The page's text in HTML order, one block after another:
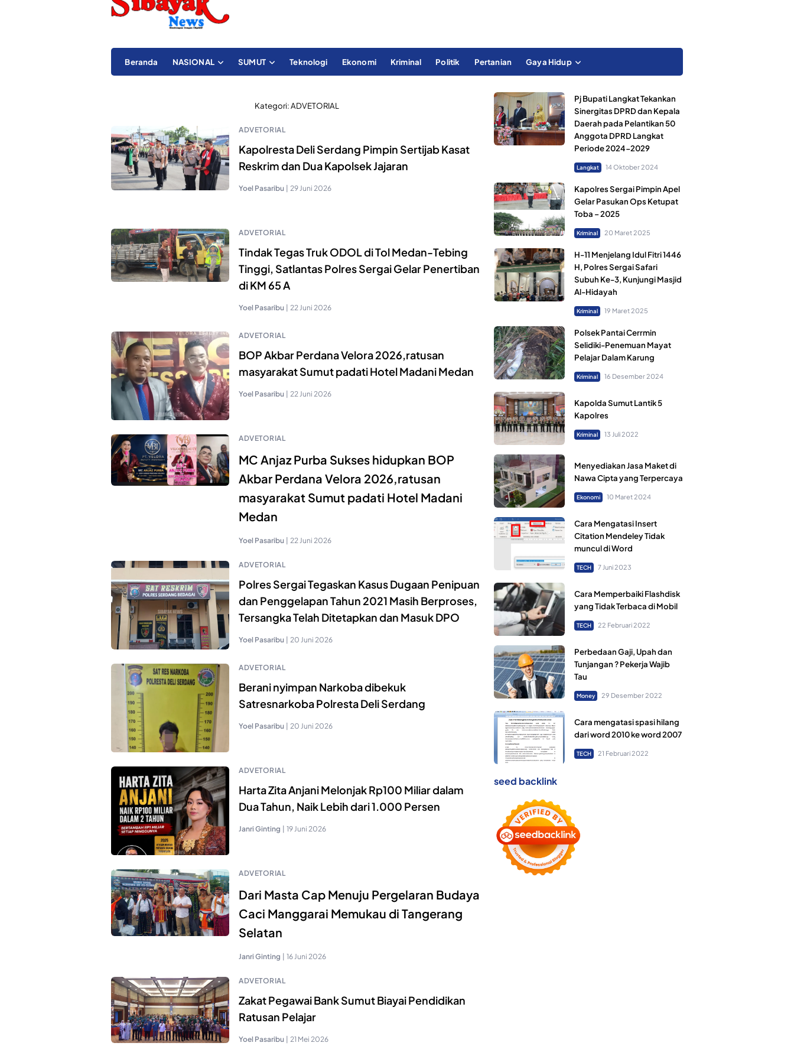
Beranda NASIONAL SUMUT Teknologi Ekonomi Kriminal Politik Pertanian Gaya Hidup
Kategori:ADVETORIAL
ADVETORIAL
Kapolresta Deli Serdang Pimpin Sertijab Kasat
Reskrim dan Dua Kapolsek Jajaran
Yoel Pasaribu 29 Juni 2026
ADVETORIAL
Tindak Tegas Truk ODOL di Tol Medan-Tebing
Tinggi, Satlantas Polres Sergai Gelar Penertiban
di KM 65 A
Yoel Pasaribu 22 Juni 2026
ADVETORIAL
BOP Akbar Perdana Velora 2026,ratusan
masyarakat Sumut padati Hotel Madani Medan
Yoel Pasaribu 22 Juni 2026
ADVETORIAL
MC Anjaz Purba Sukses hidupkan BOP
Akbar Perdana Velora 2026,ratusan
masyarakat Sumut padati Hotel Madani
Medan
Yoel Pasaribu 22 Juni 2026
ADVETORIAL
Polres Sergai Tegaskan Kasus Dugaan Penipuan
dan Penggelapan Tahun 2021 Masih Berproses,
Tersangka Telah Ditetapkan dan Masuk DPO
Yoel Pasaribu 20 Juni 2026
ADVETORIAL
Berani nyimpan Narkoba dibekuk
Satresnarkoba Polresta Deli Serdang
Yoel Pasaribu 20 Juni 2026
ADVETORIAL
Harta Zita Anjani Melonjak Rp100 Miliar dalam
Dua Tahun, Naik Lebih dari 1.000 Persen
Janri Ginting 19 Juni 2026
ADVETORIAL
Dari Masta Cap Menuju Pergelaran Budaya
Caci Manggarai Memukau di Tangerang
Selatan
Janri Ginting 16 Juni 2026
ADVETORIAL
Zakat Pegawai Bank Sumut Biayai Pendidikan
Ratusan Pelajar
Yoel Pasaribu 21 Mei 2026
Pj Bupati Langkat Tekankan
Sinergitas DPRD dan Kepala
Daerah pada Pelantikan 50
Anggota DPRD Langkat
Periode 2024-2029
Langkat 14 Oktober 2024
Kapolres Sergai Pimpin Apel
Gelar Pasukan Ops Ketupat
Toba – 2025
Kriminal 20 Maret 2025
H-11 Menjelang Idul Fitri 1446
H, Polres Sergai Safari
Subuh Ke-3, Kunjungi Masjid
Al-Hidayah
Kriminal 19 Maret 2025
Polsek Pantai Cerrmin
Selidiki-Penemuan Mayat
Pelajar Dalam Karung
Kriminal 16 Desember 2024
Kapolda Sumut Lantik 5
Kapolres
Kriminal 13 Juli 2022
Menyediakan Jasa Maket di
Nawa Cipta yang Terpercaya
Ekonomi 10 Maret 2024
Cara Mengatasi Insert
Citation Mendeley Tidak
muncul di Word
TECH 7 Juni 2023
Cara Memperbaiki Flashdisk
yang Tidak Terbaca di Mobil
TECH 22 Februari 2022
Perbedaan Gaji, Upah dan
Tunjangan ? Pekerja Wajib
Tau
Money 29 Desember 2022
Cara mengatasi spasi hilang
dari word 2010 ke word 2007
TECH 21 Februari 2022
seed backlink